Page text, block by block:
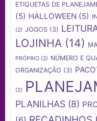
ETIQUETAS DE
(5) HALLOWEEN (5)
(2) JOGOS (3)
LOJINHA (14)
PRÓPRIO (2) NÚMERO E
ORGANIZAÇÃO (3)
(2)
PLANILHAS (8)